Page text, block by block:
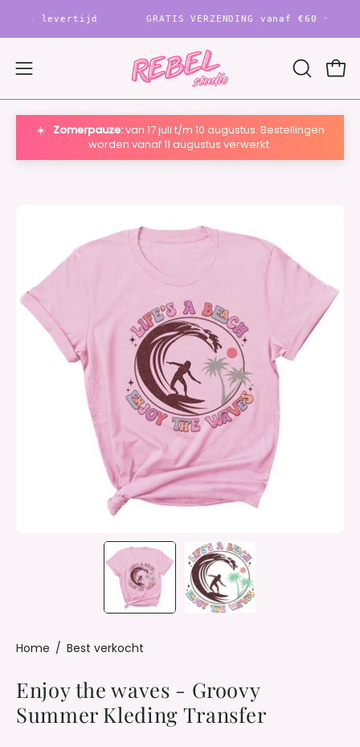
levertijd GRATIS VERZENDING vanaf€60• 1–2
Open
navigatie
menu
OPEN
☀️ Zomerpauze:van 17 juli t/m 10 augustus. Bestellingen
worden vanaf 11 augustus verwerkt.
Lightbox
Home / Best verkocht
Enjoy the waves - Groovy
Summer Kleding Transfer